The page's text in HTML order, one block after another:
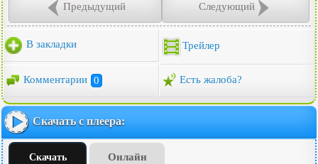
Предыдущий Следующий
В закладки Трейлер
Комментарии 0 Есть жалоба?
Скачать с плеера:
Скачать Онлайн